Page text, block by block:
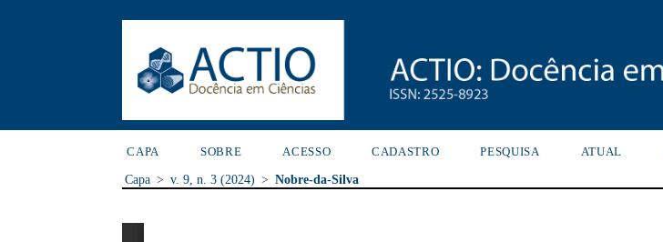
CAPA SOBRE ACESSO CADASTRO PESQUISA ATUAL
Capa > v. 9, n. 3 (2024) > Nobre-da-Silva